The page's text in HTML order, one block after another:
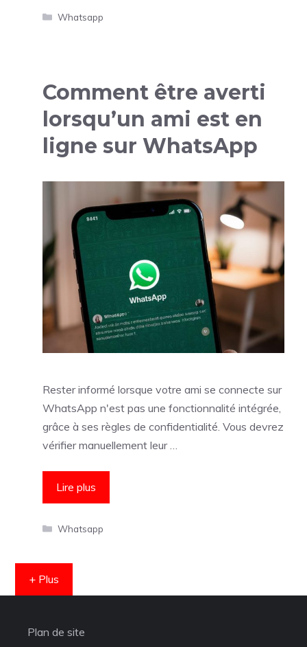
Catégories
Whatsapp
Comment être averti
lorsqu’un ami est en
ligne sur WhatsApp
Rester informé lorsque votre ami se connecte sur
WhatsApp n'est pas une fonctionnalité intégrée,
grâce à ses règles de confidentialité. Vous devrez
vérifier manuellement leur …
Lire plus
Catégories
Whatsapp
+ Plus
Plan de site